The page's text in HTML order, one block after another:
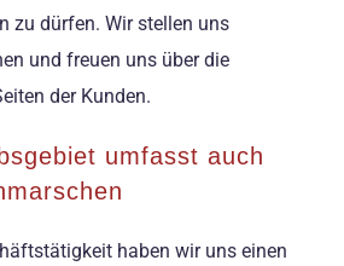
zu dürfen. Wir stellen uns
und freuen uns über die
der Kunden.
umfasst auch
haben wir uns einen